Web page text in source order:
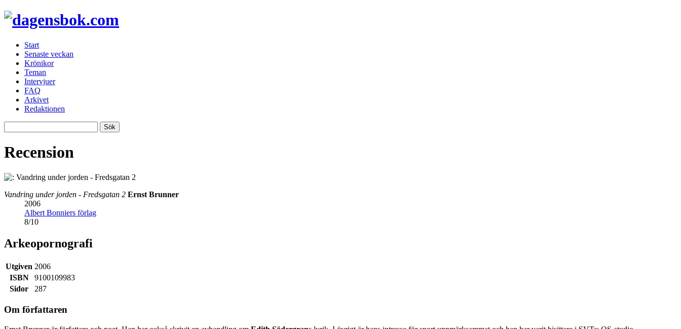
Start
Senaste veckan
Krönikor
Teman
Intervjuer
FAQ
Arkivet
Redaktionen
Recension
Vandring under jorden - Fredsgatan 2 Ernst Brunner
2006
Albert Bonniers förlag
8/10
Arkeopornografi
Utgiven 2006
ISBN
9100109983
Sidor
287
Om författaren